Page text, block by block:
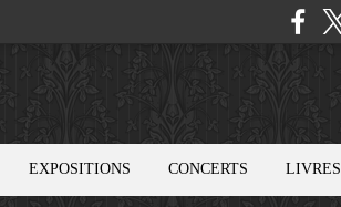
EXPOSITIONS CONCERTS LIVRES